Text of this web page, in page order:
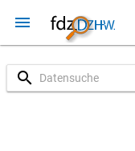
menu
search